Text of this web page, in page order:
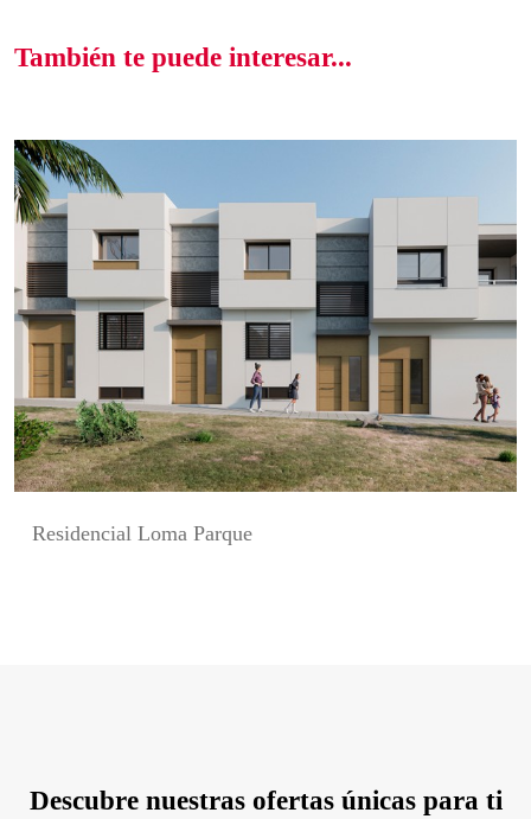
También te puede interesar...
Residencial Loma Parque
Descubre nuestras ofertas únicas para ti